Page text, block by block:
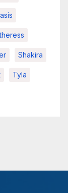
Shakira
Tyla